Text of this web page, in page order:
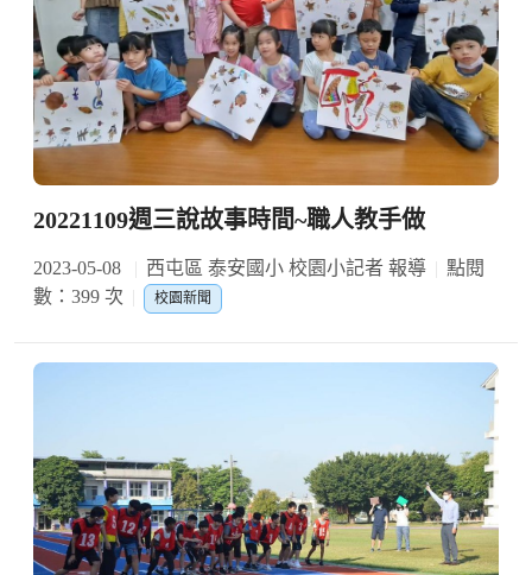
20221109週三說故事時間~職人教手做
2023-05-08 西屯區 泰安國小 校園小記者 報導
點閱
數：399 次
校園新聞